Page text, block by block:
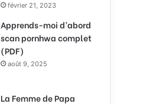
février 21, 2023
Apprends-moi d’abord
scan pornhwa complet
(PDF)
août 9, 2025
La Femme de Papa